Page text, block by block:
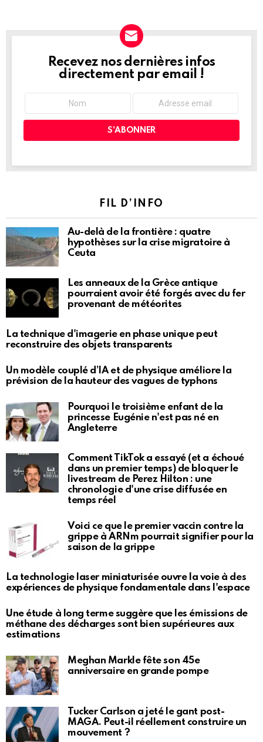
NEWSLETTER
Recevez nos dernières infos
directement par email !
FIL D’INFO
Au-delà de la frontière : quatre
hypothèses sur la crise migratoire à
Ceuta
Les anneaux de la Grèce antique
pourraient avoir été forgés avec du fer
provenant de météorites
La technique d'imagerie en phase unique peut
reconstruire des objets transparents
Un modèle couplé d’IA et de physique améliore la
prévision de la hauteur des vagues de typhons
Pourquoi le troisième enfant de la
princesse Eugénie n'est pas né en
Angleterre
Comment TikTok a essayé (et a échoué
dans un premier temps) de bloquer le
livestream de Perez Hilton : une
chronologie d'une crise diffusée en
temps réel
Voici ce que le premier vaccin contre la
grippe à ARNm pourrait signifier pour la
saison de la grippe
La technologie laser miniaturisée ouvre la voie à des
expériences de physique fondamentale dans l'espace
Une étude à long terme suggère que les émissions de
méthane des décharges sont bien supérieures aux
estimations
Meghan Markle fête son 45e
anniversaire en grande pompe
Tucker Carlson a jeté le gant post-
MAGA. Peut-il réellement construire un
mouvement ?